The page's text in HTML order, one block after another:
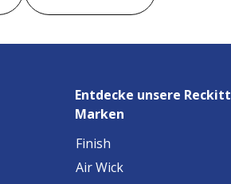
Entdecke unsere Reckitt
Marken
Finish
Air Wick